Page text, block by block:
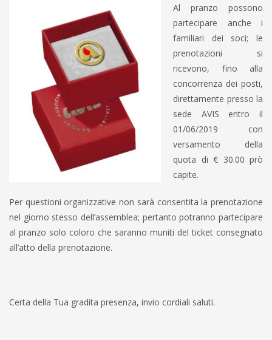
Al pranzo possono
partecipare anche i
familiari dei soci; le
prenotazioni si
ricevono, fino alla
concorrenza dei posti,
direttamente presso la
sede AVIS entro il
01/06/2019 con
versamento della
quota di € 30.00 prò
capite.
Per questioni organizzative non sarà consentita la prenotazione
nel giorno stesso dell’assemblea; pertanto potranno partecipare
al pranzo solo coloro che saranno muniti del ticket consegnato
all’atto della prenotazione.
Certa della Tua gradita presenza, invio cordiali saluti.